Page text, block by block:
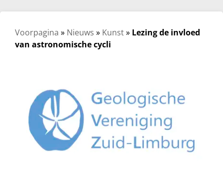
Voorpagina » Nieuws » Kunst» Lezing de invloed
van astronomische cycli